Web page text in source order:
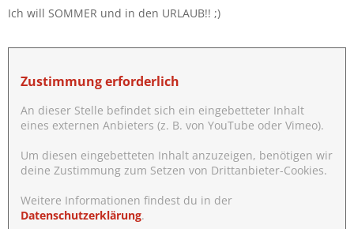
Ich will SOMMER und in den URLAUB!! ;)
Zustimmung erforderlich
An dieser Stelle befindet sich ein eingebetteter Inhalt
eines externen Anbieters (z. B. von YouTube oder Vimeo).
Um diesen eingebetteten Inhalt anzuzeigen, benötigen wir
deine Zustimmung zum Setzen von Drittanbieter-Cookies.
Weitere Informationen findest du in der
Datenschutzerklärung.